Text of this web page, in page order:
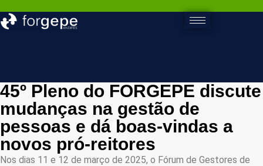
45º Pleno do FORGEPE discute
mudanças na gestão de
pessoas e dá boas-vindas a
novos pró-reitores
Nos dias 11 e 12 de março de 2025, o Fórum de Gestores de